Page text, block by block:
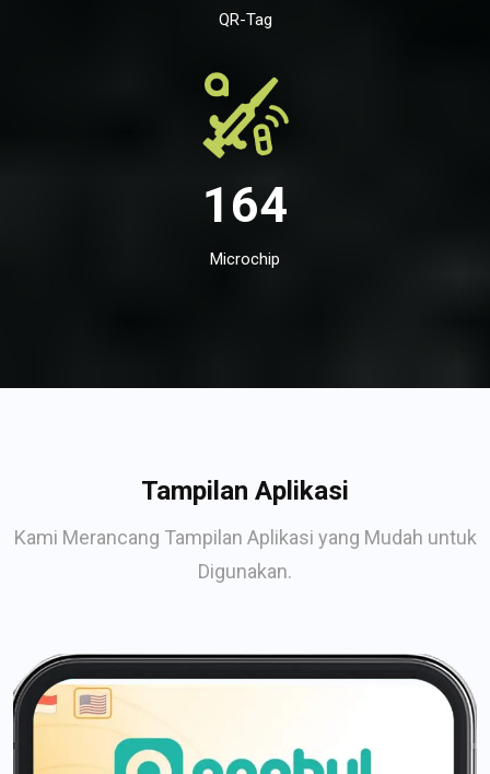
QR-Tag
164
Microchip
Tampilan Aplikasi
Kami Merancang Tampilan Aplikasi yang Mudah untuk
Digunakan.